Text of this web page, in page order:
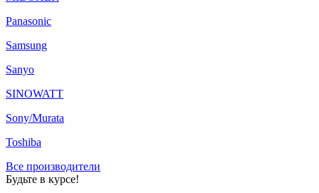
Panasonic
Samsung
Sanyo
SINOWATT
Sony/Murata
Toshiba
Все производители
Будьте в курсе!